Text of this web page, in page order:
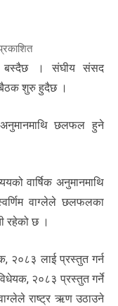
बस्दैछ । संघीय संसद
शुरु हुदैछ ।
छलफल हुने
वार्षिक अनुमानमाथि
वाग्लेले छलफलका
रहेको छ ।
२०८३ लाई प्रस्तुत गर्न
२०८३ प्रस्तुत गर्ने
राष्ट्र ऋण उठाउने